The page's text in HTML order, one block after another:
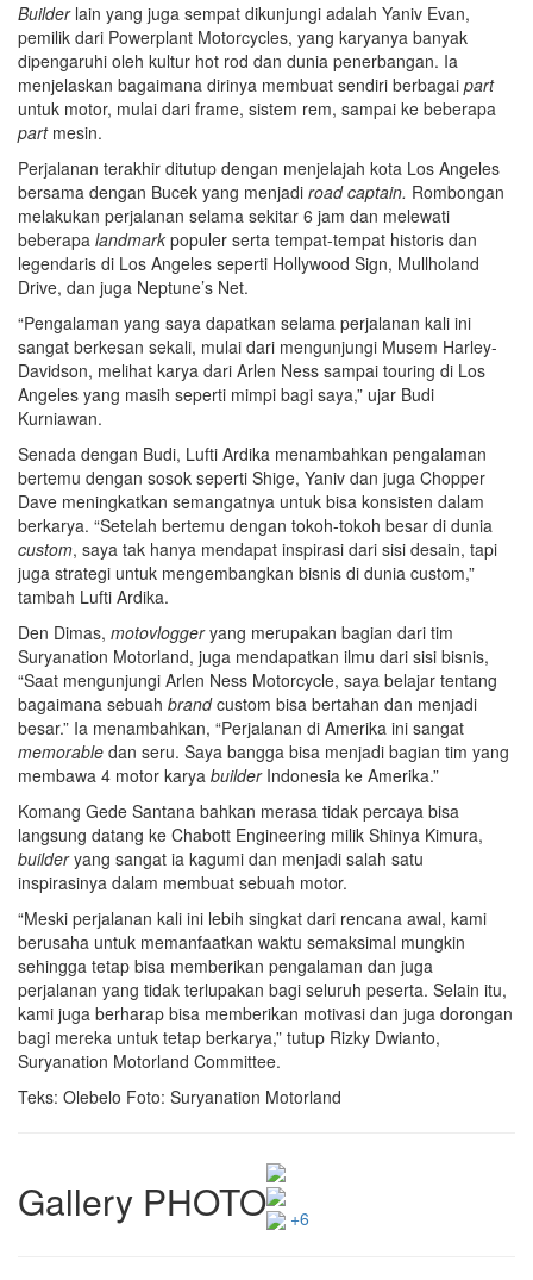
Builderlain yang juga sempat dikunjungi adalah Yaniv Evan,
pemilik dari Powerplant Motorcycles, yang karyanya banyak
dipengaruhi oleh kultur hot rod dan dunia penerbangan. Ia
menjelaskan bagaimana dirinya membuat sendiri berbagai part
untuk motor, mulai dari frame, sistem rem, sampai ke beberapa
partmesin.
Perjalanan terakhir ditutup dengan menjelajah kota Los Angeles
bersama dengan Bucek yang menjadi road captain. Rombongan
melakukan perjalanan selama sekitar 6 jam dan melewati
beberapa landmark populer serta tempat-tempat historis dan
legendaris di Los Angeles seperti Hollywood Sign, Mullholand
Drive, dan juga Neptune’s Net.
“Pengalaman yang saya dapatkan selama perjalanan kali ini
sangat berkesan sekali, mulai dari mengunjungi Musem Harley-
Davidson, melihat karya dari Arlen Ness sampai touring di Los
Angeles yang masih seperti mimpi bagi saya,” ujar Budi
Kurniawan.
Senada dengan Budi, Lufti Ardika menambahkan pengalaman
bertemu dengan sosok seperti Shige, Yaniv dan juga Chopper
Dave meningkatkan semangatnya untuk bisa konsisten dalam
berkarya. “Setelah bertemu dengan tokoh-tokoh besar di dunia
custom, saya tak hanya mendapat inspirasi dari sisi desain, tapi
juga strategi untuk mengembangkan bisnis di dunia custom,”
tambah Lufti Ardika.
Den Dimas, motovloggeryang merupakan bagian dari tim
Suryanation Motorland, juga mendapatkan ilmu dari sisi bisnis,
“Saat mengunjungi Arlen Ness Motorcycle, saya belajar tentang
bagaimana sebuah brandcustom bisa bertahan dan menjadi
besar.” Ia menambahkan, “Perjalanan di Amerika ini sangat
memorable dan seru. Saya bangga bisa menjadi bagian tim yang
membawa 4 motor karya builder Indonesia ke Amerika.”
Komang Gede Santana bahkan merasa tidak percaya bisa
langsung datang ke Chabott Engineering milik Shinya Kimura,
builderyang sangat ia kagumi dan menjadi salah satu
inspirasinya dalam membuat sebuah motor.
“Meski perjalanan kali ini lebih singkat dari rencana awal, kami
berusaha untuk memanfaatkan waktu semaksimal mungkin
sehingga tetap bisa memberikan pengalaman dan juga
perjalanan yang tidak terlupakan bagi seluruh peserta. Selain itu,
kami juga berharap bisa memberikan motivasi dan juga dorongan
bagi mereka untuk tetap berkarya,” tutup Rizky Dwianto,
Suryanation Motorland Committee.
Teks: Olebelo Foto: Suryanation Motorland
Gallery PHOTO +6